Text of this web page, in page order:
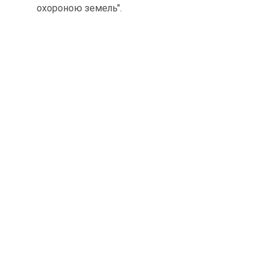
охороною земель".